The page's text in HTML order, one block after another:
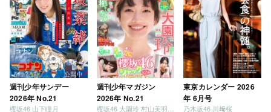
週刊少年サンデー
2026年 No.21
櫻坂46 山下瞳月
週刊少年マガジン
2026年 No.21
東京カレンダー 2026
年 6月号
乃木坂46 川﨑桜